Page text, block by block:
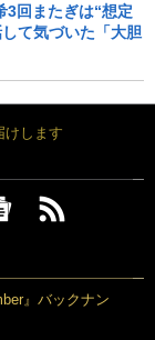
3回またぎは“想定
て気づいた「大胆
けします
』バックナン